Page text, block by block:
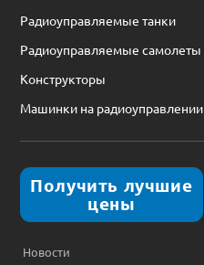
Радиоуправляемые танки
Радиоуправляемые самолеты
Конструкторы
Машинки на радиоуправлении
Получить лучшие
цены
Новости